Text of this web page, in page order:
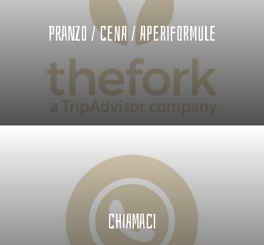
Pranzo / Cena / Aperiformule
Chiamaci